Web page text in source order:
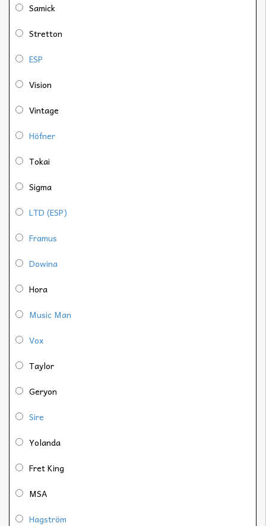
Samick
Stretton
ESP
Vision
Vintage
Höfner
Tokai
Sigma
LTD (ESP)
Framus
Dowina
Hora
Music Man
Vox
Taylor
Geryon
Sire
Yolanda
Fret King
MSA
Hagström